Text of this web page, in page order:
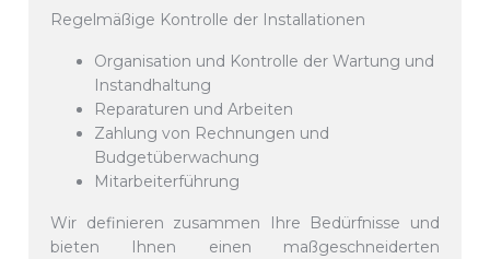
Regelmäßige Kontrolle der Installationen
Organisation und Kontrolle der Wartung und
Instandhaltung
Reparaturen und Arbeiten
Zahlung von Rechnungen und
Budgetüberwachung
Mitarbeiterführung
Wir definieren zusammen Ihre Bedürfnisse und
bieten Ihnen einen maßgeschneiderten